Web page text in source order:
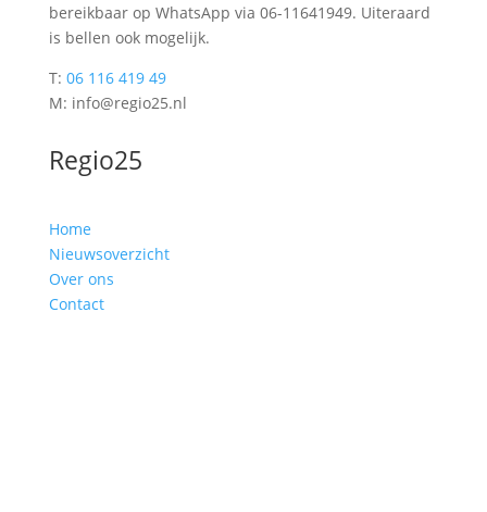
bereikbaar op WhatsApp via 06-11641949. Uiteraard
is bellen ook mogelijk.
T: 06 116 419 49
M: info@regio25.nl
Regio25
Home
Nieuwsoverzicht
Over ons
Contact